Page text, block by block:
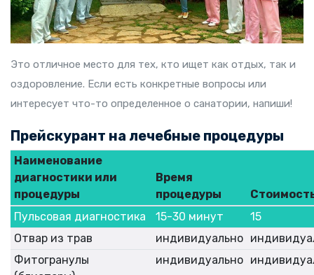
Это отличное место для тех, кто ищет как отдых, так и
оздоровление. Если есть конкретные вопросы или
интересует что-то определенное о санатории, напиши!
Прейскурант на лечебные процедуры
Наименование
диагностики или
процедуры
Время
процедуры
Пульсовая диагностика
15-30 минут
15
Отвар из трав
индивидуально
Фитогранулы
индивидуально